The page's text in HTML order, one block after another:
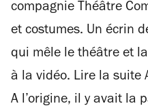
compagnie Théâtre
et costumes. Un écrin
qui mêle le théâtre et
à la vidéo. Lire la suite
A l’origine, il y avait la